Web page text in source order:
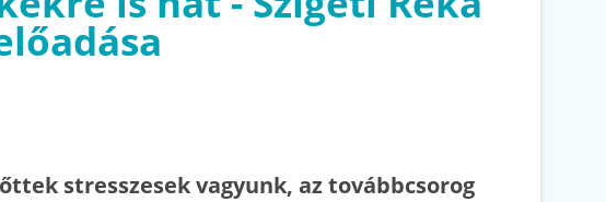
stresszesek vagyunk, az továbbcsorog